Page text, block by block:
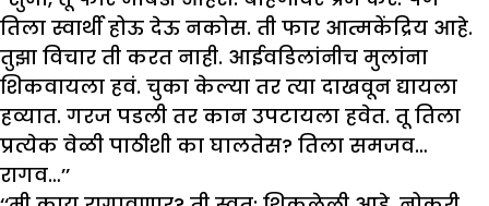
तिला स्वार्थी होऊ देऊ नकोस. ती फार आत्मकेंद्रिय आहे.
तुझा विचार ती करत नाही. आईवडिलांनीच मुलांना
शिकवायला हवं. चुका केल्या तर त्या दाखवून द्यायला
हव्यात. गरज पडली तर कान उपटायला हवेत. तू तिला
प्रत्येक वेळी पाठीशी का घालतेस? तिला समजव…
रागव…’’